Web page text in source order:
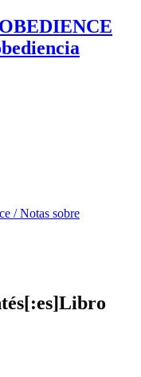
/ Notas sobre